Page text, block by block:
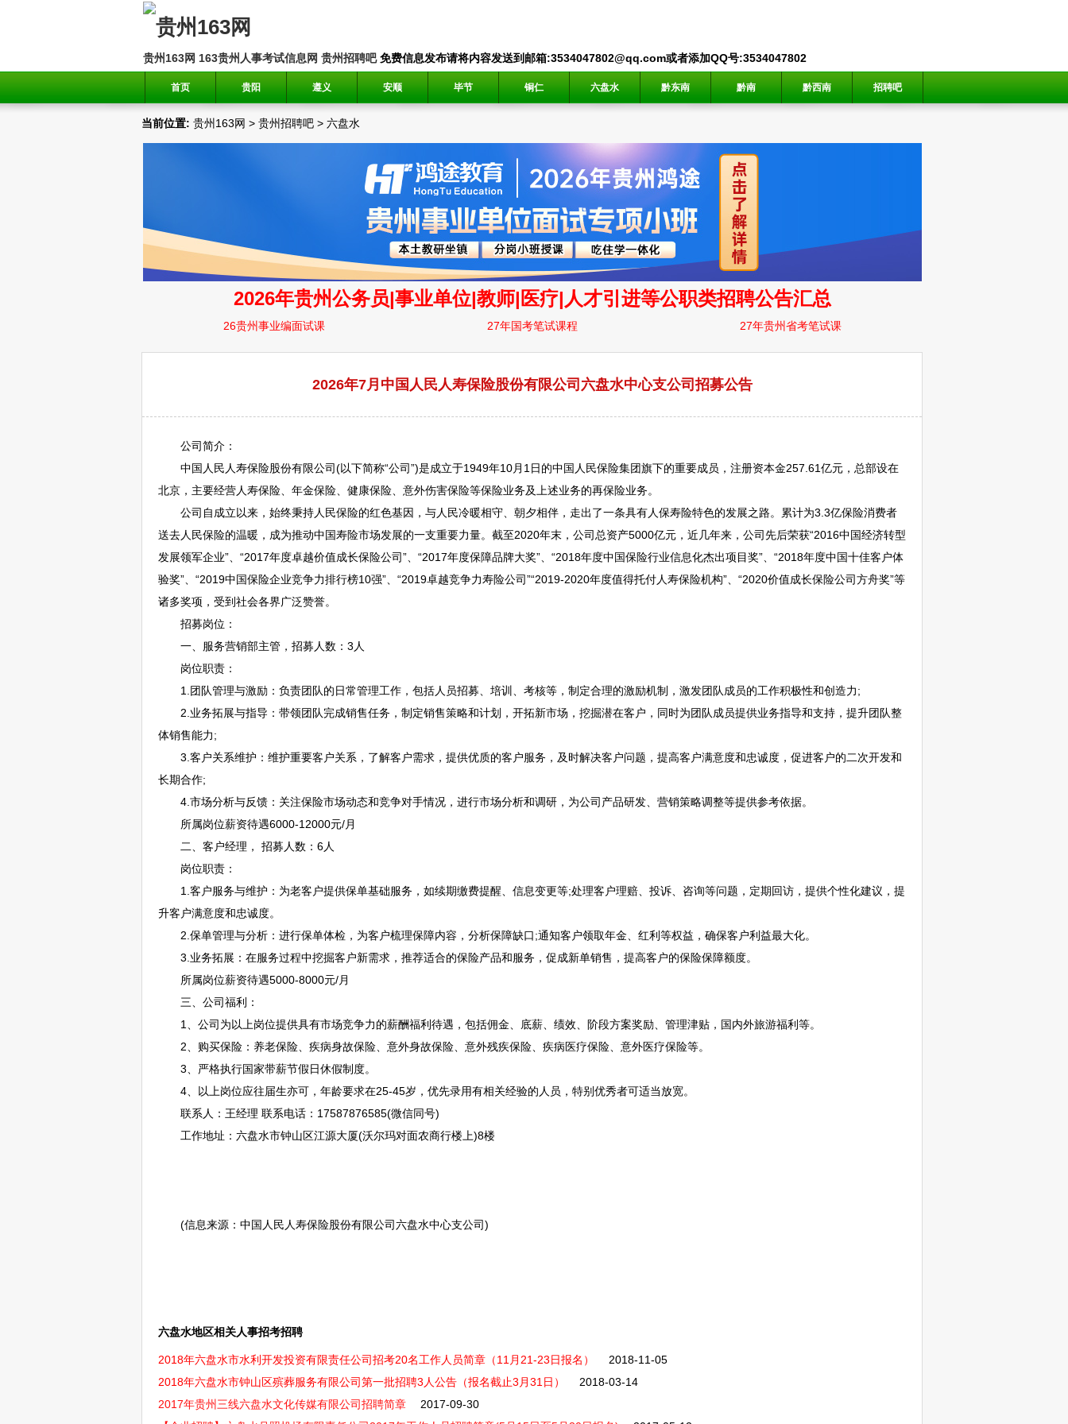
贵州163网 163贵州人事考试信息网 贵州招聘吧免费信息发布请将内容发送到邮箱:3534047802@qq.com或者添加QQ号:3534047802
首页 贵阳 遵义 安顺 毕节 铜仁 六盘水 黔东南 黔南 黔西南 招聘吧
当前位置: 贵州163网 > 贵州招聘吧 > 六盘水
2026年7月中国人民人寿保险股份有限公司六盘水中心支公司招募公告
公司简介：
中国人民人寿保险股份有限公司(以下简称“公司”)是成立于1949年10月1日的中国人民保险集团旗下的重要成员，注册资本金257.61亿元，总部设在
北京，主要经营人寿保险、年金保险、健康保险、意外伤害保险等保险业务及上述业务的再保险业务。
公司自成立以来，始终秉持人民保险的红色基因，与人民冷暖相守、朝夕相伴，走出了一条具有人保寿险特色的发展之路。累计为3.3亿保险消费者
送去人民保险的温暖，成为推动中国寿险市场发展的一支重要力量。截至2020年末，公司总资产5000亿元，近几年来，公司先后荣获“2016中国经济转型
发展领军企业”、“2017年度卓越价值成长保险公司”、“2017年度保障品牌大奖”、“2018年度中国保险行业信息化杰出项目奖”、“2018年度中国十佳客户体
验奖”、“2019中国保险企业竞争力排行榜10强”、“2019卓越竞争力寿险公司”“2019-2020年度值得托付人寿保险机构”、“2020价值成长保险公司方舟奖”等
诸多奖项，受到社会各界广泛赞誉。
招募岗位：
一、服务营销部主管，招募人数：3人
岗位职责：
1.团队管理与激励：负责团队的日常管理工作，包括人员招募、培训、考核等，制定合理的激励机制，激发团队成员的工作积极性和创造力;
2.业务拓展与指导：带领团队完成销售任务，制定销售策略和计划，开拓新市场，挖掘潜在客户，同时为团队成员提供业务指导和支持，提升团队整
体销售能力;
3.客户关系维护：维护重要客户关系，了解客户需求，提供优质的客户服务，及时解决客户问题，提高客户满意度和忠诚度，促进客户的二次开发和
长期合作;
4.市场分析与反馈：关注保险市场动态和竞争对手情况，进行市场分析和调研，为公司产品研发、营销策略调整等提供参考依据。
所属岗位薪资待遇6000-12000元/月
二、客户经理， 招募人数：6人
岗位职责：
1.客户服务与维护：为老客户提供保单基础服务，如续期缴费提醒、信息变更等;处理客户理赔、投诉、咨询等问题，定期回访，提供个性化建议，提
升客户满意度和忠诚度。
2.保单管理与分析：进行保单体检，为客户梳理保障内容，分析保障缺口;通知客户领取年金、红利等权益，确保客户利益最大化。
3.业务拓展：在服务过程中挖掘客户新需求，推荐适合的保险产品和服务，促成新单销售，提高客户的保险保障额度。
所属岗位薪资待遇5000-8000元/月
三、公司福利：
1、公司为以上岗位提供具有市场竞争力的薪酬福利待遇，包括佣金、底薪、绩效、阶段方案奖励、管理津贴，国内外旅游福利等。
2、购买保险：养老保险、疾病身故保险、意外身故保险、意外残疾保险、疾病医疗保险、意外医疗保险等。
3、严格执行国家带薪节假日休假制度。
4、以上岗位应往届生亦可，年龄要求在25-45岁，优先录用有相关经验的人员，特别优秀者可适当放宽。
联系人：王经理 联系电话：17587876585(微信同号)
工作地址： 六盘水市钟山区江源大厦(沃尔玛对面农商行楼上)8楼
(信息来源：中国人民人寿保险股份有限公司六盘水中心支公司)
六盘水地区相关人事招考招聘
2018年六盘水市水利开发投资有限责任公司招考20名工作人员简章（11月21-23日报名）
2018-11-05
2018年六盘水市钟山区殡葬服务有限公司第一批招聘3人公告（报名截止3月31日）
2018-03-14
2017年贵州三线六盘水文化传媒有限公司招聘简章
2017-09-30